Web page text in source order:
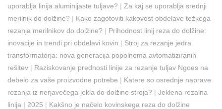
uporablja linija aluminijaste tuljave? | Za kaj se uporablja srednji
merilnik do dolžine? | Kako zagotoviti kakovost obdelave težkega
rezanja merilnikov do dolžine? | Prihodnost linij reza do dolžine:
inovacije in trendi pri obdelavi kovin | Stroj za rezanje jedra
transformatorja: nova generacija popolnoma avtomatiziranih
rešitev | Raziskovanje prednosti linije za rezanje tuljav Ngoes na
debelo za vaše proizvodne potrebe | Katere so osrednje naprave
rezanja iz nerjavečega jekla do dolžine stroja? | Jeklena rezalna
linija | 2025 | Kakšno je načelo kovinskega reza do dolžine